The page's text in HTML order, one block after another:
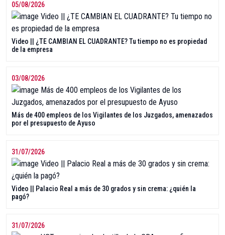
05/08/2026
Video || ¿TE CAMBIAN EL CUADRANTE? Tu tiempo no es propiedad
de la empresa
03/08/2026
Más de 400 empleos de los Vigilantes de los Juzgados, amenazados
por el presupuesto de Ayuso
31/07/2026
Video || Palacio Real a más de 30 grados y sin crema: ¿quién la
pagó?
31/07/2026